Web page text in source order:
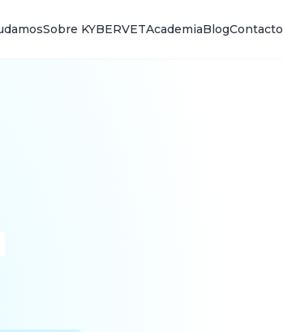
Sobre KYBERVETAcademiaBlogContacto